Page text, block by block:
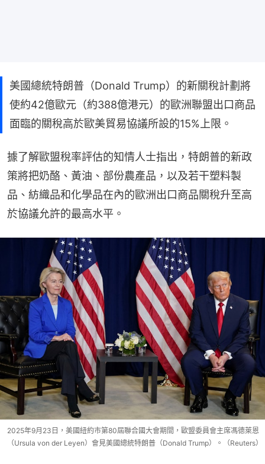
美國總統特朗普（Donald Trump）的新關稅計劃將
使約42億歐元（約388億港元）的歐洲聯盟出口商品
面臨的關稅高於歐美貿易協議所設的15%上限。
據了解歐盟稅率評估的知情人士指出，特朗普的新政
策將把奶酪、黃油、部份農產品，以及若干塑料製
品、紡織品和化學品在內的歐洲出口商品關稅升至高
於協議允許的最高水平。
2025年9月23日，美國紐約市第80屆聯合國大會期間，歐盟委員會主席馮德萊恩
（Ursula von der Leyen）會見美國總統特朗普（Donald Trump）。（Reuters）